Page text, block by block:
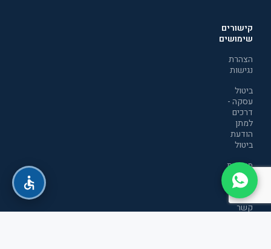
קישורים
שימושים
הצהרת
נגישות
ביטול
עסקה -
דרכים
למתן
הודעת
ביטול
מדיניות
הפרטיות
יצירת
קשר